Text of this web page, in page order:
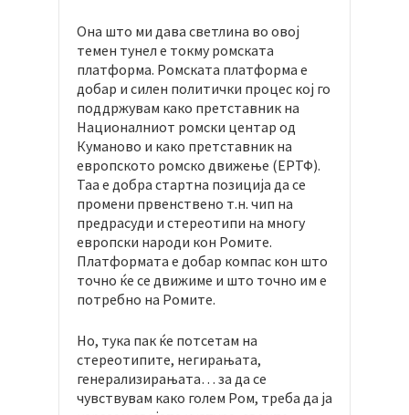
Она што ми дава светлина во овој
темен тунел е токму ромската
платформа. Ромската платформа е
добар и силен политички процес кој го
поддржувам како претставник на
Националниот ромски центар од
Куманово и како претставник на
европското ромско движење (ЕРТФ).
Таа е добра стартна позиција да се
промени првенствено т.н. чип на
предрасуди и стереотипи на многу
европски народи кон Ромите.
Платформата е добар компас кон што
точно ќе се движиме и што точно им е
потребно на Ромите.
Но, тука пак ќе потсетам на
стереотипите, негирањата,
генерализирањата… за да се
чувствувам како голем Ром, треба да ја